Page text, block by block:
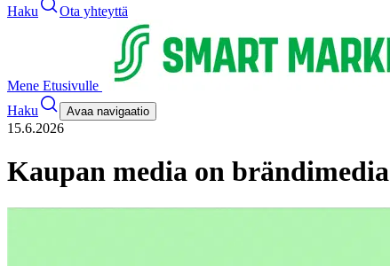
Haku Ota yhteyttä
Mene Etusivulle
Haku
Avaa navigaatio
15.6.2026
Kaupan media on brändimedia